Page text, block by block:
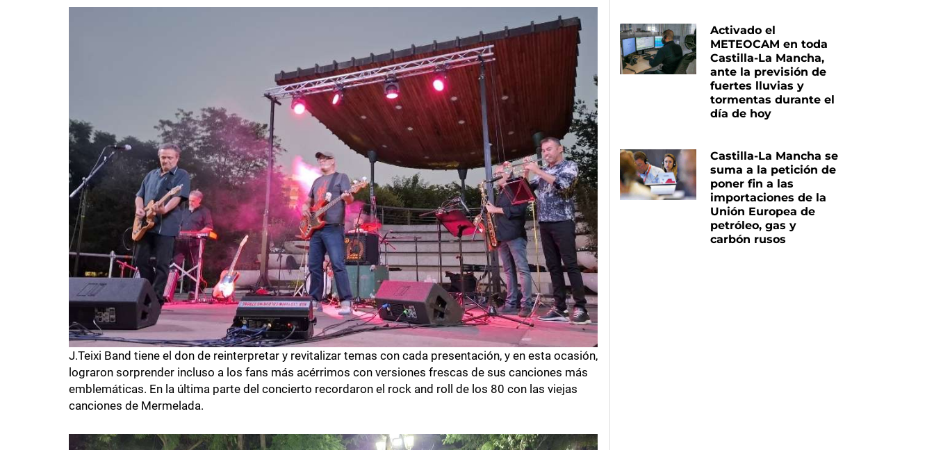
J.Teixi Band tiene el don de reinterpretar y revitalizar temas con cada presentación, y en esta ocasión,
lograron sorprender incluso a los fans más acérrimos con versiones frescas de sus canciones más
emblemáticas. En la última parte del concierto recordaron el rock and roll de los 80 con las viejas
canciones de Mermelada.
Activado el
METEOCAM en toda
Castilla-La Mancha,
ante la previsión de
fuertes lluvias y
tormentas durante el
día de hoy
Castilla-La Mancha se
suma a la petición de
poner fin a las
importaciones de la
Unión Europea de
petróleo, gas y
carbón rusos